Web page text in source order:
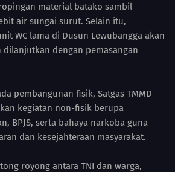
material batako sambil
air sungai surut. Selain itu,
WC lama di Dusun Lewubangga akan
dilanjutkan dengan pemasangan
pembangunan fisik, Satgas TMMD
kegiatan non-fisik berupa
BPJS, serta bahaya narkoba guna
dan kesejahteraan masyarakat.
royong antara TNI dan warga,